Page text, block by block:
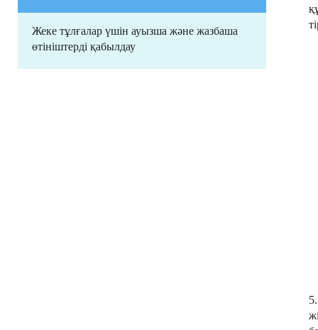
Жеке тұлғалар үшін ауызша және жазбаша
өтініштерді қабылдау